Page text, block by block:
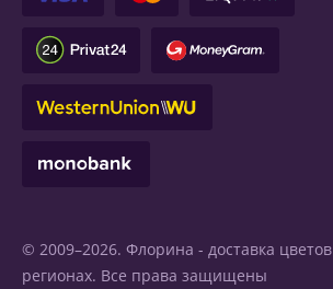
© 2009–2026. Флорина - доставка
регионах. Все права защищены